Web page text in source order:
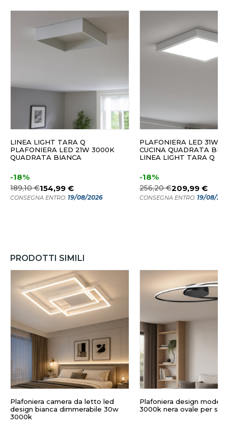
LINEA LIGHT TARA Q
PLAFONIERA LED 21W 3000K
QUADRATA BIANCA
-18%
189,10 €154,99 €
CONSEGNA ENTRO: 19/08/2026
PLAFONIERA LED 31W
CUCINA QUADRATA
LINEA LIGHT TARA Q
-18%
256,20 €209,99 €
CONSEGNA ENTRO: 19/08/
PRODOTTI SIMILI
Plafoniera camera da letto led
design bianca dimmerabile 30w
3000k
Plafoniera design
3000k nera ovale per